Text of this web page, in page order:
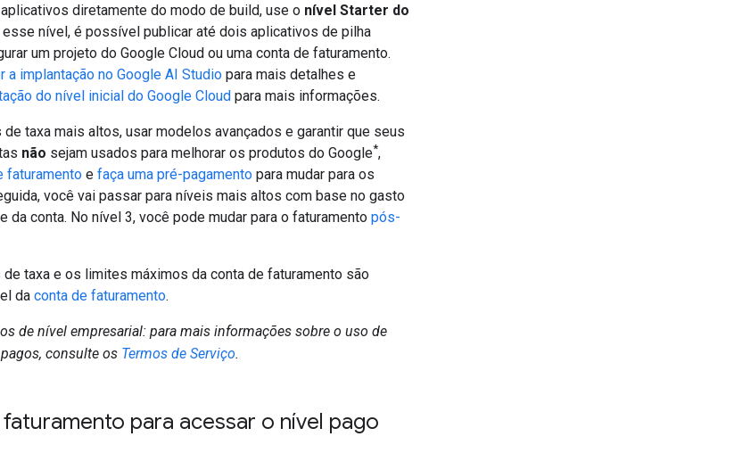
diretamente do modo de build, use o nível Starter do
esse nível, é possível publicar até dois aplicativos de pilha
um projeto do Google Cloud ou uma conta de faturamento.
a implantação no Google AI Studio para mais detalhes e
do nível inicial do Google Cloud para mais informações.
taxa mais altos, usar modelos avançados e garantir que seus
não sejam usados para melhorar os produtos do Google*,
faturamento e faça uma pré-pagamento para mudar para os
você vai passar para níveis mais altos com base no gasto
da conta. No nível 3, você pode mudar para o faturamento pós-
taxa e os limites máximos da conta de faturamento são
da conta de faturamento.
de nível empresarial: para mais informações sobre o uso de
consulte os Termos de Serviço.
para acessar o nível pago